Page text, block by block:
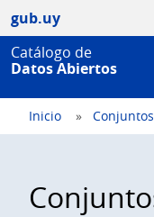
gub.uy
Catálogo de
Datos Abiertos
Inicio